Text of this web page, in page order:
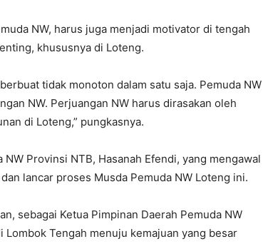
NW, harus juga menjadi motivator di tengah
khususnya di Loteng.
tidak monoton dalam satu saja. Pemuda NW
NW. Perjuangan NW harus dirasakan oleh
di Loteng,” pungkasnya.
Provinsi NTB, Hasanah Efendi, yang mengawal
lancar proses Musda Pemuda NW Loteng ini.
sebagai Ketua Pimpinan Daerah Pemuda NW
Lombok Tengah menuju kemajuan yang besar